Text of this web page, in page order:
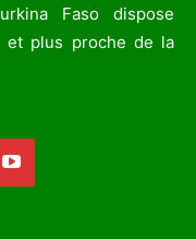
Faso dispose
et plus proche de la